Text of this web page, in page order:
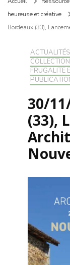
heureuse et créative
Bordeaux (33),
ACTUALITÉS
FRUGALITÉ
30/
(33),